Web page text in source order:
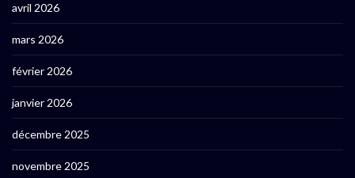
avril 2026
mars 2026
février 2026
janvier 2026
décembre 2025
novembre 2025